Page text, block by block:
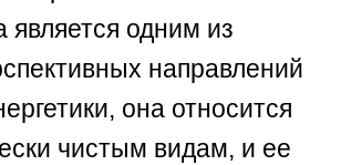
является одним из
направлений
она относится
чистым видам, и ее